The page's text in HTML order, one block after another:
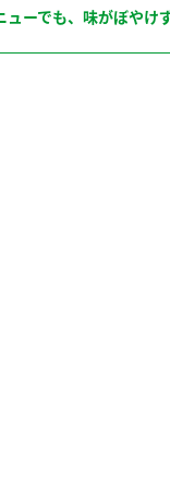
ューでも、味がぼやけ